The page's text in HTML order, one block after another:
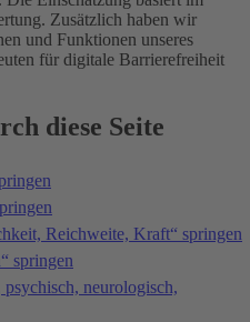
Zusätzlich haben wir
und Funktionen unseres
für digitale Barrierefreiheit
diese Seite
Reichweite, Kraft“ springen
springen
neurologisch,